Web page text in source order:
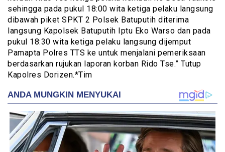
sehingga pada pukul 18:00 wita ketiga pelaku langsung
dibawah piket SPKT 2 Polsek Batuputih diterima
langsung Kapolsek Batuputih Iptu Eko Warso dan pada
pukul 18:30 wita ketiga pelaku langsung dijemput
Pamapta Polres TTS ke untuk menjalani pemeriksaan
berdasarkan rujukan laporan korban Rido Tse.” Tutup
Kapolres Dorizen.*Tim